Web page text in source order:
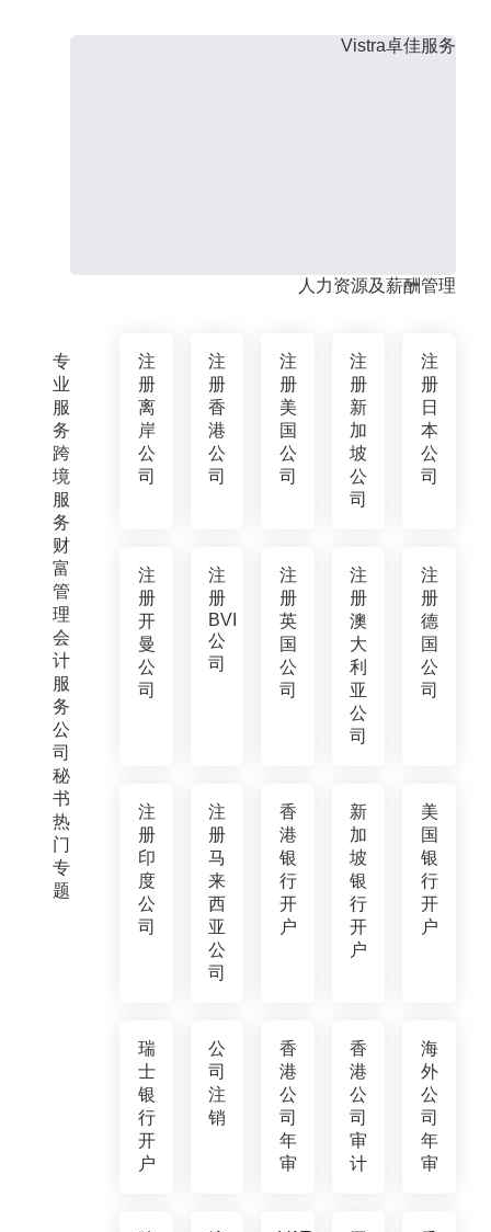
专
业
服
务
跨
境
服
务
财
富
管
理
会
计
服
务
公
司
秘
书
热
门
专
题
Vistra卓佳服务
人力资源及薪酬管理
注
册
离
岸
公
司
注
册
香
港
公
司
注
册
美
国
公
司
注
册
新
加
坡
公
司
注
册
日
本
公
司
注
册
开
曼
公
司
注
册
BVI
公
司
注
册
英
国
公
司
注
册
澳
大
利
亚
公
司
注
册
德
国
公
司
注
册
印
度
公
司
注
册
马
来
西
亚
公
司
香
港
银
行
开
户
新
加
坡
银
行
开
户
美
国
银
行
开
户
瑞
士
银
行
开
户
公
司
注
销
香
港
公
司
年
审
香
港
公
司
审
计
海
外
公
司
年
审